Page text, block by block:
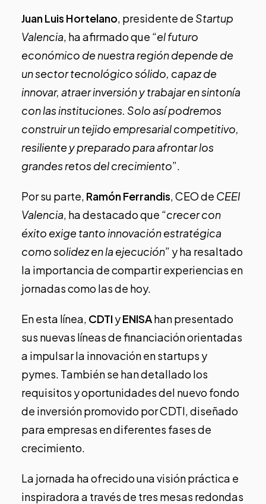
Juan Luis Hortelano, presidente de Startup
Valencia, ha afirmado que “el futuro
económico de nuestra región depende de
un sector tecnológico sólido, capaz de
innovar, atraer inversión y trabajar en sintonía
con las instituciones. Solo así podremos
construir un tejido empresarial competitivo,
resiliente y preparado para afrontar los
grandes retos del crecimiento”.
Por su parte, Ramón Ferrandis, CEO de CEEI
Valencia, ha destacado que “crecer con
éxito exige tanto innovación estratégica
como solidez en la ejecución” y ha resaltado
la importancia de compartir experiencias en
jornadas como las de hoy.
En esta línea, CDTIyENISAhan presentado
sus nuevas líneas de financiación orientadas
a impulsar la innovación en startups y
pymes. También se han detallado los
requisitos y oportunidades del nuevo fondo
de inversión promovido por CDTI, diseñado
para empresas en diferentes fases de
crecimiento.
La jornada ha ofrecido una visión práctica e
inspiradora a través de tres mesas redondas